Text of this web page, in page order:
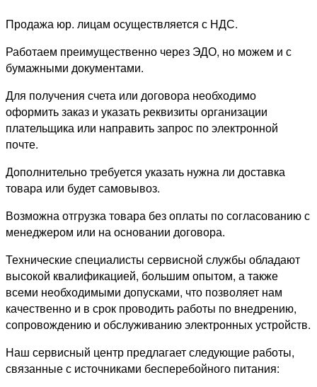
Продажа юр. лицам осуществляется с НДС.
Работаем преимущественно через ЭДО, но можем и с
бумажными документами.
Для получения счета или договора необходимо
оформить заказ и указать реквизиты организации
плательщика или направить запрос по электронной
почте.
Дополнительно требуется указать нужна ли доставка
товара или будет самовывоз.
Возможна отгрузка товара без оплаты по согласованию с
менеджером или на основании договора.
Технические специалисты сервисной службы обладают
высокой квалификацией, большим опытом, а также
всеми необходимыми допусками, что позволяет нам
качественно и в срок проводить работы по внедрению,
сопровождению и обслуживанию электронных устройств.
Наш сервисный центр предлагает следующие работы,
связанные с источниками бесперебойного питания: